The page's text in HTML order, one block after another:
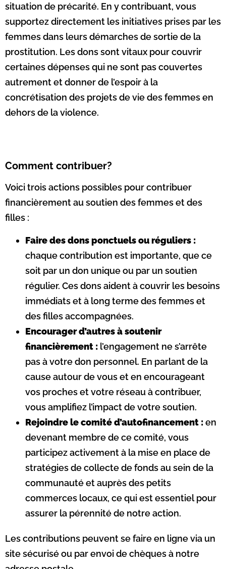
situation de précarité. En y contribuant, vous
supportez directement les initiatives prises par les
femmes dans leurs démarches de sortie de la
prostitution. Les dons sont vitaux pour couvrir
certaines dépenses qui ne sont pas couvertes
autrement et donner de l’espoir à la
concrétisation des projets de vie des femmes en
dehors de la violence.
Comment contribuer?
Voici trois actions possibles pour contribuer
financièrement au soutien des femmes et des
filles :
Faire des dons ponctuels ou réguliers :
chaque contribution est importante, que ce
soit par un don unique ou par un soutien
régulier. Ces dons aident à couvrir les besoins
immédiats et à long terme des femmes et
des filles accompagnées.
Encourager d’autres à soutenir
financièrement : l’engagement ne s’arrête
pas à votre don personnel. En parlant de la
cause autour de vous et en encourageant
vos proches et votre réseau à contribuer,
vous amplifiez l’impact de votre soutien.
Rejoindre le comité d’autofinancement :en
devenant membre de ce comité, vous
participez activement à la mise en place de
stratégies de collecte de fonds au sein de la
communauté et auprès des petits
commerces locaux, ce qui est essentiel pour
assurer la pérennité de notre action.
Les contributions peuvent se faire en ligne via un
site sécurisé ou par envoi de chèques à notre